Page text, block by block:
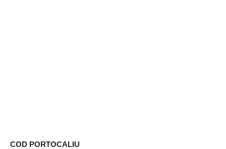
COD PORTOCALIU